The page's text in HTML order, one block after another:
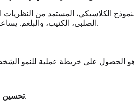
الكلاسيكي، المستمد من
الصلبي، الكئيب، والبلغم. يساعدك الاختبار الجيد على رؤية أي من هذه الاتجاهات هو الأكثر سيطرة في طبيعتك.
الحصول على خريطة عملية للنمو
تحسينفهم لماذا تتواصل بسهولة مع بعض الأشخاص وتختلف مع آخرين.